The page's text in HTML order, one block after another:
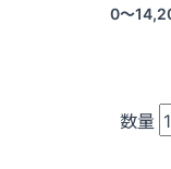
0〜
数量